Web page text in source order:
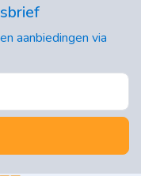
aanbiedingen via